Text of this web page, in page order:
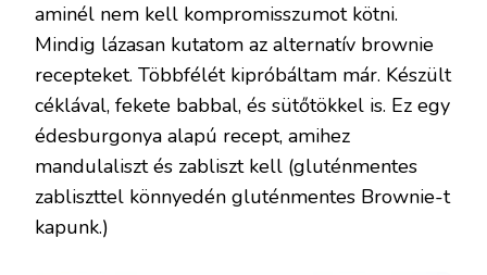
aminél nem kell kompromisszumot kötni.
Mindig lázasan kutatom az alternatív brownie
recepteket. Többfélét kipróbáltam már. Készült
céklával, fekete babbal, és sütőtökkel is. Ez egy
édesburgonya alapú recept, amihez
mandulaliszt és zabliszt kell (gluténmentes
zabliszttel könnyedén gluténmentes Brownie-t
kapunk.)